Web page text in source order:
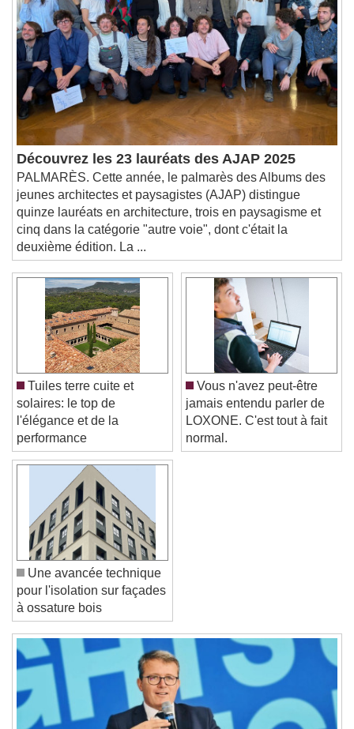
Descriptions
descriptions off, selected
Subtitles
subtitles settings, opens subtitles
settings dialog
subtitles off, selected
Audio Track
Picture-in-Picture
Fullscreen
This is a modal window.
Beginning of dialog window. Escape will cancel
and close the window.
Text
Color Opacity
Text Background
Color
Caption Area Background
Color
Font Size
Text Edge Style
Font Family
Reset
Done
Close Modal Dialog
End of dialog window.
Découvrez les 23 lauréats des AJAP 2025
PALMARÈS. Cette année, le palmarès des Albums des
jeunes architectes et paysagistes (AJAP) distingue
quinze lauréats en architecture, trois en paysagisme et
cinq dans la catégorie "autre voie", dont c'était la
deuxième édition. La ...
Tuiles terre cuite et
solaires: le top de
l'élégance et de la
performance
Vous n'avez peut-être
jamais entendu parler de
LOXONE. C'est tout à fait
normal.
Une avancée technique
pour l'isolation sur façades
à ossature bois